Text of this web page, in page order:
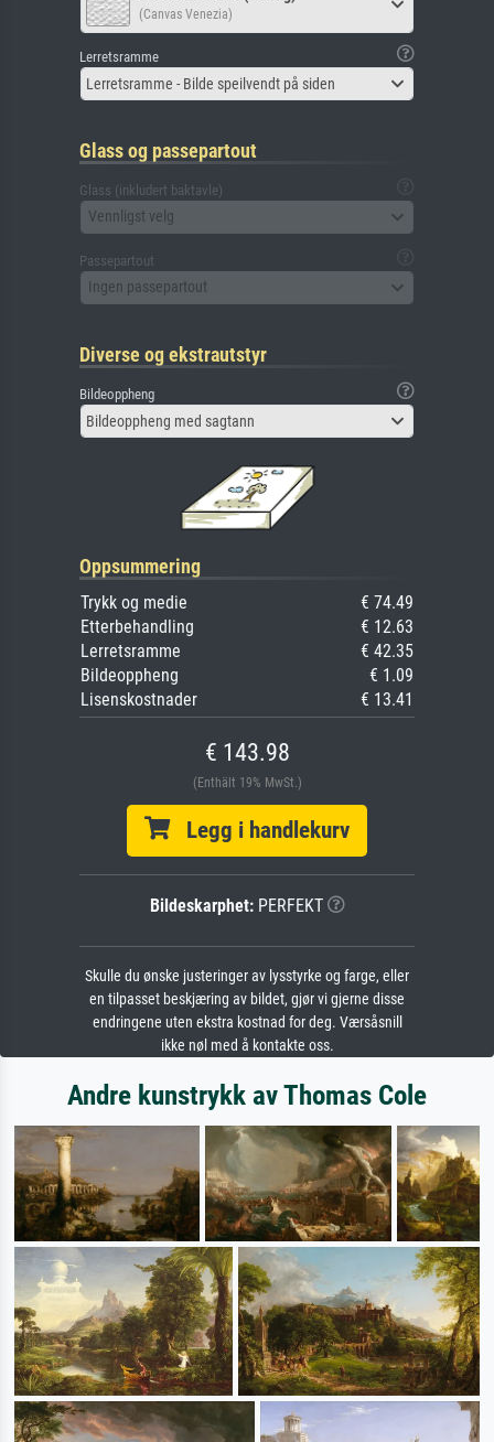
(Canvas Venezia)
Lerretsramme
Lerretsramme - Bilde speilvendt på siden
Glass og passepartout
Glass (inkludert baktavle)
Vennligst velg
Passepartout
Ingen passepartout
Diverse og ekstrautstyr
Bildeoppheng
Bildeoppheng med sagtann
Oppsummering
Trykk og medie
€ 74.49
Etterbehandling
€ 12.63
Lerretsramme
€ 42.35
Bildeoppheng
€ 1.09
Lisenskostnader
€ 13.41
€ 143.98
(Enthält 19% MwSt.)
Legg i handlekurv
Bildeskarphet:PERFEKT
Skulle du ønske justeringer av lysstyrke og farge, eller
en tilpasset beskjæring av bildet, gjør vi gjerne disse
endringene uten ekstra kostnad for deg. Værsåsnill
ikke nøl med å kontakte oss.
Andre kunstrykk av Thomas Cole